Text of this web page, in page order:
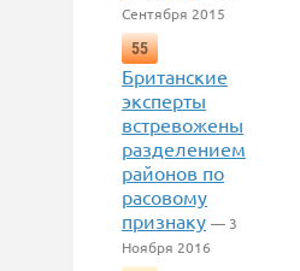
Сентября 2015
55
Британские
эксперты
встревожены
разделением
районов по
расовому
признаку — 3
Ноября 2016